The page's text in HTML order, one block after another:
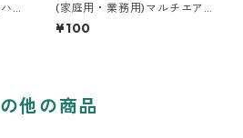
(家庭用・業務用)マルチエアコ
ン各種
¥100
他の商品